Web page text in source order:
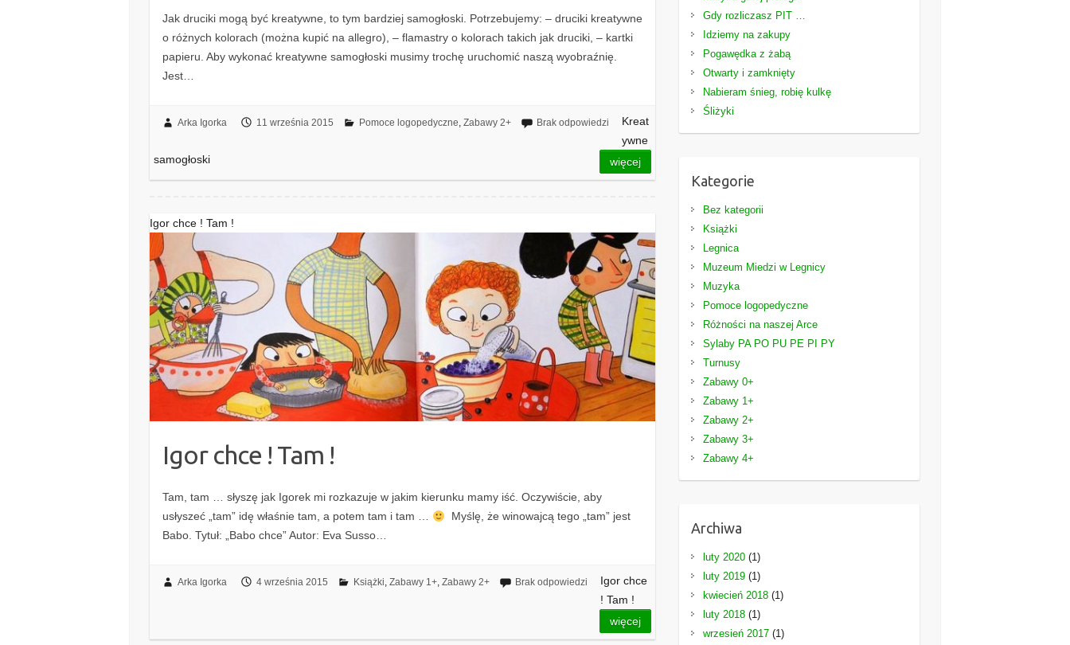
Jak druciki mogą być kreatywne, to tym bardziej samogłoski. Potrzebujemy: – druciki kreatywne
o różnych kolorach (można kupić na allegro), – flamastry o kolorach takich jak druciki, – kartki
papieru. Aby wykonać kreatywne samogłoski musimy trochę uruchomić naszą wyobraźnię.
Jest…
Arka Igorka 11 września 2015 Pomoce logopedyczne Zabawy 2+ Brak odpowiedzi
Kreat
ywne
samogłoski
więcej
Igor chce ! Tam !
Igor chce ! Tam !
Tam, tam … słyszę jak Igorek mi rozkazuje w jakim kierunku mamy iść. Oczywiście, aby
usłyszeć „tam” idę właśnie tam, a potem tam i tam …
Myślę, że winowajcą tego „tam” jest
Babo. Tytuł: „Babo chce” Autor: Eva Susso…
Arka Igorka 4 września 2015 Książki Zabawy 1+, Zabawy 2+ Brak odpowiedzi
Igor chce
! Tam !
więcej
Gdy rozliczasz PIT …
Idziemy na zakupy
Pogawędka z żabą
Otwarty i zamknięty
Nabieram śnieg, robię kulkę
Śliżyki
Kategorie
Bez kategorii
Książki
Legnica
Muzeum Miedzi w Legnicy
Muzyka
Pomoce logopedyczne
Różności na naszej Arce
Sylaby PA PO PU PE PI PY
Turnusy
Zabawy 0+
Zabawy 1+
Zabawy 2+
Zabawy 3+
Zabawy 4+
Archiwa
luty 2020(1)
luty 2019(1)
kwiecień 2018(1)
luty 2018(1)
wrzesień 2017(1)